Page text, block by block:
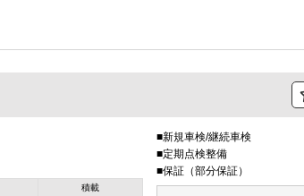
積載
新規車検/継続車検
定期点検整備
保証（部分保証）